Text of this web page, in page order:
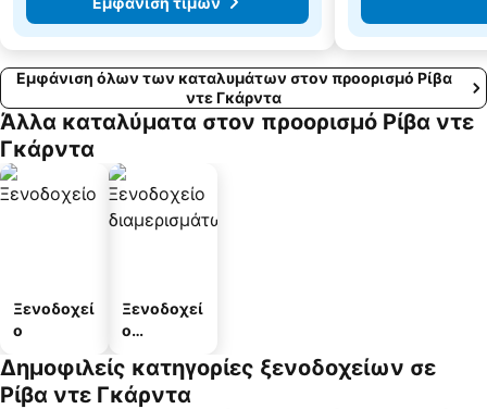
Εμφάνιση όλων των καταλυμάτων στον προορισμό Ρίβα
ντε Γκάρντα
Άλλα καταλύματα στον προορισμό Ρίβα ντε
Γκάρντα
Ξενοδοχεί
ο
Ξενοδοχεί
ο
άτων
Δημοφιλείς κατηγορίες ξενοδοχείων σε
Ρίβα ντε Γκάρντα